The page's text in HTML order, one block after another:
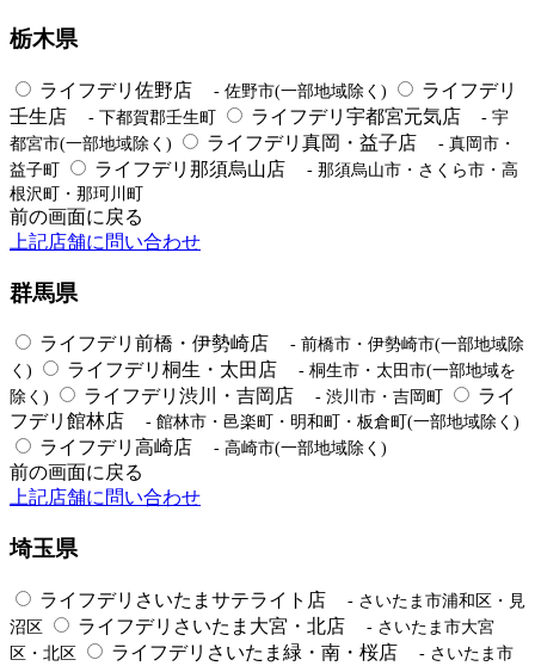
栃木県
ライフデリ佐野店 - 佐野市(一部地域除く)
ライフデリ
壬生店
- 下都賀郡壬生町 ライフデリ宇都宮元気店
- 宇
都宮市(一部地域除く)
ライフデリ真岡・益子店
- 真岡市・
益子町
ライフデリ那須烏山店
- 那須烏山市・さくら市・高
根沢町・那珂川町
前の画面に戻る
上記店舗に問い合わせ
群馬県
ライフデリ前橋・伊勢崎店
- 前橋市・伊勢崎市(一部地域除
く)
ライフデリ桐生・太田店
- 桐生市・太田市(一部地域を
除く)
ライフデリ渋川・吉岡店 - 渋川市・吉岡町
ライ
フデリ館林店
- 館林市・邑楽町・明和町・板倉町(一部地域除く)
ライフデリ高崎店 - 高崎市(一部地域除く)
前の画面に戻る
上記店舗に問い合わせ
埼玉県
ライフデリさいたまサテライト店
- さいたま市浦和区・見
沼区
ライフデリさいたま大宮・北店
- さいたま市大宮
区・北区
ライフデリさいたま緑・南・桜店
- さいたま市